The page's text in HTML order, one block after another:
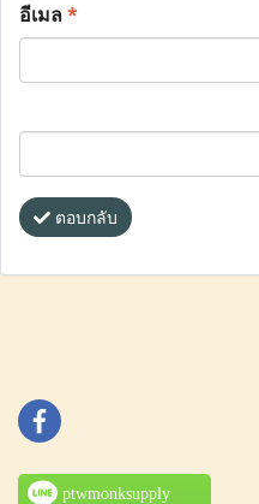
อีเมล*
ตอบกลับ
ptwmonksupply